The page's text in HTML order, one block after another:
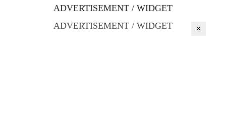
ADVERTISEMENT / WIDGET
ADVERTISEMENT / WIDGET
×